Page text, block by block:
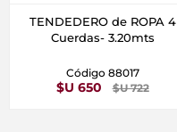
TENDEDERO de ROPA 4
Cuerdas- 3.20mts
Código 88017
$U 650 $U 722